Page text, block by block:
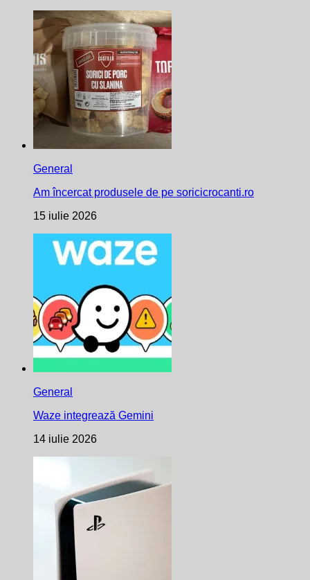
General
Am încercat produsele de pe soricicrocanti.ro
15 iulie 2026
General
Waze integrează Gemini
14 iulie 2026